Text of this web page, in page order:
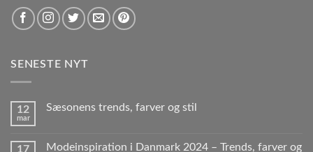
SENESTE NYT
12
mar
Sæsonens trends, farver og stil
17
Modeinspiration i Danmark 2024 – Trends, farver og